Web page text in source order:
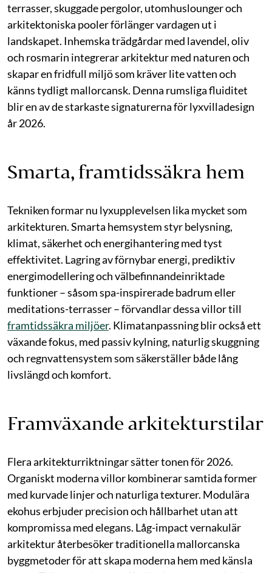
terrasser, skuggade pergolor, utomhuslounger och
arkitektoniska pooler förlänger vardagen ut i
landskapet. Inhemska trädgårdar med lavendel, oliv
och rosmarin integrerar arkitektur med naturen och
skapar en fridfull miljö som kräver lite vatten och
känns tydligt mallorcansk. Denna rumsliga fluiditet
blir en av de starkaste signaturerna för lyxvilladesign
år 2026.
Smarta, framtidssäkra hem
Tekniken formar nu lyxupplevelsen lika mycket som
arkitekturen. Smarta hemsystem styr belysning,
klimat, säkerhet och energihantering med tyst
effektivitet. Lagring av förnybar energi, prediktiv
energimodellering och välbefinnandeinriktade
funktioner – såsom spa-inspirerade badrum eller
meditations-terrasser – förvandlar dessa villor till
framtidssäkra miljöer. Klimatanpassning blir också ett
växande fokus, med passiv kylning, naturlig skuggning
och regnvattensystem som säkerställer både lång
livslängd och komfort.
Framväxande arkitekturstilar
Flera arkitekturriktningar sätter tonen för 2026.
Organiskt moderna villor kombinerar samtida former
med kurvade linjer och naturliga texturer. Modulära
ekohus erbjuder precision och hållbarhet utan att
kompromissa med elegans. Låg-impact vernakulär
arkitektur återbesöker traditionella mallorcanska
byggmetoder för att skapa moderna hem med känsla